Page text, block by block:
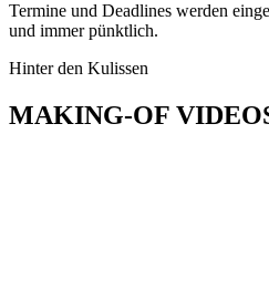
Termine und Deadlines werden
und immer pünktlich.
Hinter den Kulissen
MAKING-OF